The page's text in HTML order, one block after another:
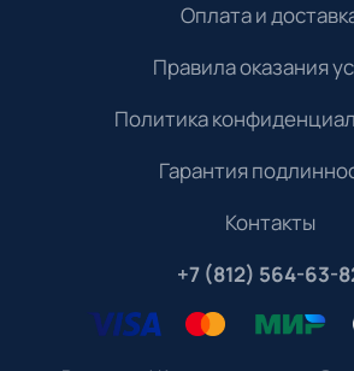
Оплата и
Правила оказания
Политика
Гарантия
Контакты
+7 (812) 564-63-